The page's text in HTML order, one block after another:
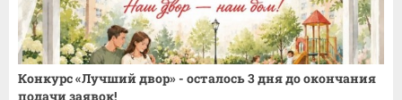
Конкурс «Лучший двор» - осталось 3 дня до окончания
подачи заявок!